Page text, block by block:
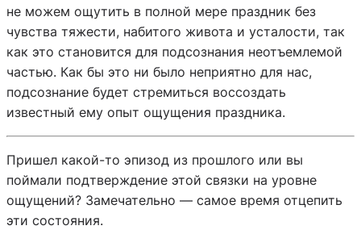
не можем ощутить в полной мере праздник без
чувства тяжести, набитого живота и усталости, так
как это становится для подсознания неотъемлемой
частью. Как бы это ни было неприятно для нас,
подсознание будет стремиться воссоздать
известный ему опыт ощущения праздника.
Пришел какой-то эпизод из прошлого или вы
поймали подтверждение этой связки на уровне
ощущений? Замечательно — самое время отцепить
эти состояния.